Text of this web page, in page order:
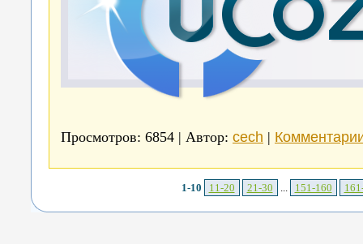
Просмотров: 6854 | Автор: cech |
1-10 11-20 21-30 151-160